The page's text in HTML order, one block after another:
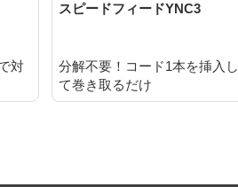
対
スピードフィードYNC3
分解不要！コード1本を挿入し
て巻き取るだけ